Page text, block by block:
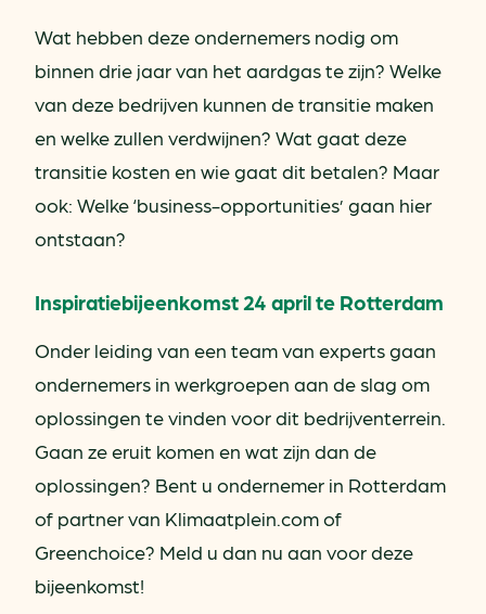
Wat hebben deze ondernemers nodig om
binnen drie jaar van het aardgas te zijn? Welke
van deze bedrijven kunnen de transitie maken
en welke zullen verdwijnen? Wat gaat deze
transitie kosten en wie gaat dit betalen? Maar
ook: Welke ‘business-opportunities’ gaan hier
ontstaan?
Inspiratiebijeenkomst 24 april te Rotterdam
Onder leiding van een team van experts gaan
ondernemers in werkgroepen aan de slag om
oplossingen te vinden voor dit bedrijventerrein.
Gaan ze eruit komen en wat zijn dan de
oplossingen? Bent u ondernemer in Rotterdam
of partner van Klimaatplein.com of
Greenchoice? Meld u dan nu aan voor deze
bijeenkomst!